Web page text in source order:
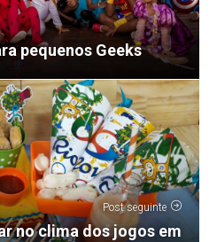
pequenos Geeks
Post seguinte
no clima dos jogos em